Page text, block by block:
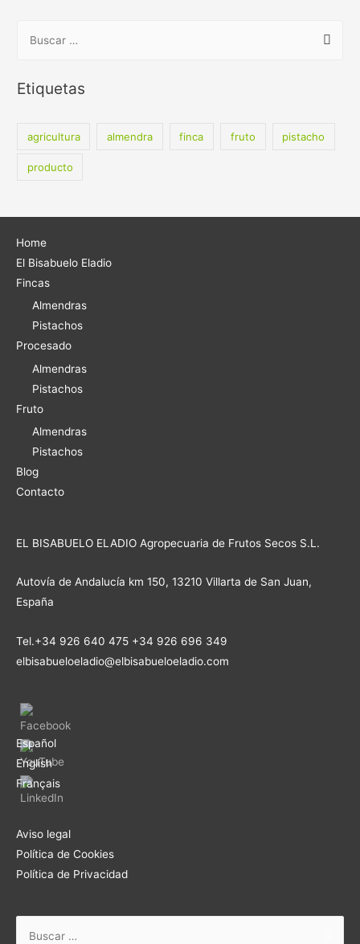
c
Etiquetas
agricultura almendra finca fruto pistacho
producto
Home
El Bisabuelo Eladio
Fincas
Almendras
Pistachos
Procesado
Almendras
Pistachos
Fruto
Almendras
Pistachos
Blog
Contacto
EL BISABUELO ELADIO Agropecuaria de Frutos Secos S.L.
Autovía de Andalucía km 150, 13210 Villarta de San Juan,
España
Tel.+34 926 640 475 +34 926 696 349
elbisabueloeladio@elbisabueloeladio.com
Español
English
Français
Aviso legal
Política de Cookies
Política de Privacidad